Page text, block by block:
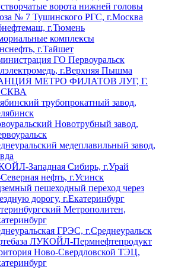
ворота нижней головы
№ 7 Тушинского РГС, г.Москва
г.Тюмень
комплексы
г.Тайшет
ГО Первоуральск
г.Верхняя Пышма
МЕТРО ФИЛАТОВ ЛУГ, Г.
трубопрокатный завод,
Новотрубный завод,
медеплавильный завод,
Западная Сибирь, г.Урай
нефть, г.Усинск
пешеходный переход через
дорогу, г.Екатеринбург
Метрополитен,
ГРЭС, г.Среднеуральск
ЛУКОЙЛ-Пермнефтепродукт
Ново-Свердловской ТЭЦ,